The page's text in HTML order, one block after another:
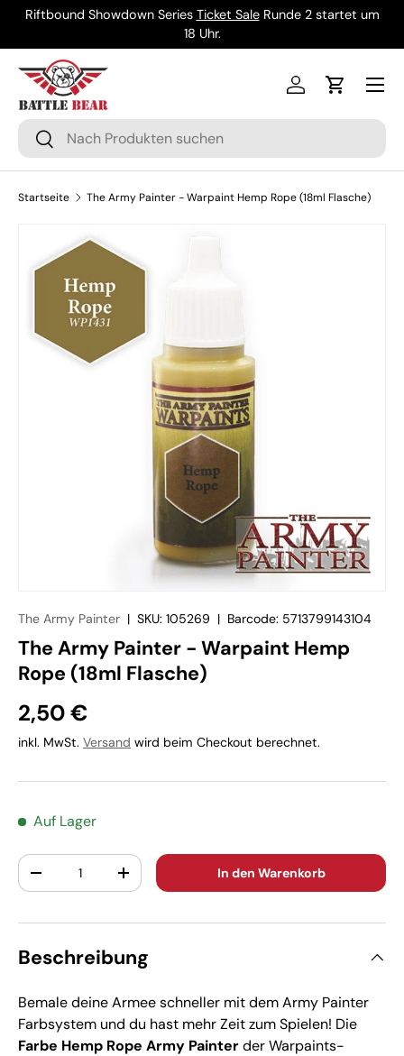
Riftbound Showdown Series Ticket SaleRunde 2 startet um
18 Uhr.
Suchen
Suchen
Einloggen
Menü
Startseite The Army Painter - Warpaint Hemp Rope (18ml Flasche)
The Army Painter | SKU: 105269 | Barcode: 5713799143104
The Army Painter - Warpaint Hemp
Rope (18ml Flasche)
2,50 €
inkl. MwSt. Versand wird beim Checkout berechnet.
Auf Lager
Anzahl
-
+ In den Warenkorb
Beschreibung
Bemale deine Armee schneller mit dem Army Painter
Farbsystem und du hast mehr Zeit zum Spielen! Die
Farbe Hemp Rope Army Painterder Warpaints-